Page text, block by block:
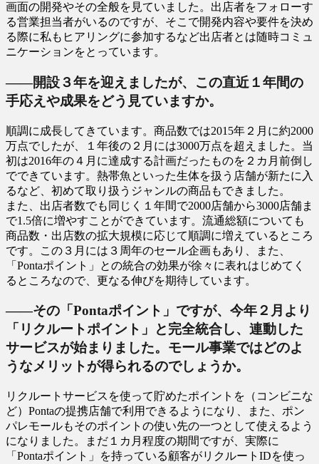
画面の開発やその全般を見ていました。出店者をフォローす
る営業担当者がいるのですが、そこで開発内容や要件を決め
る際に私もヒアリングに参加するなど出店者とは随時コミュ
ニケーションをとっています。
――開設３年を迎えましたが、この直近１年間の
手応えや成果をどう見ていますか。
順調に成長してきています。商品数では2015年２月に約2000
万点でしたが、１年後の２月には3000万点を超えました。当
初は2016年の４月に達成する計画だったものを２カ月前倒し
でできています。熱帯魚といった生体を扱う店舗が新たに入
るなど、初めて取り扱うジャンルの商品もできました。
また、出店者数でも同じく１年間で2000店舗から3000店舗ま
で1.5倍に増やすことができています。流通総額についても
商品数・出店数の拡大規模に応じて順調に増えているところ
です。この３月には３周年のセール企画もあり、また、
「Pontaポイント」との統合の効果が徐々に表れはじめてく
るところなので、更なる伸びを期待しています。
――その「Pontaポイント」ですが、今年２月より
「リクルートポイント」と完全統合し、連動した
サービスが始まりました。モール事業ではどのよ
うなメリットが得られるのでしょうか。
リクルートサービスを使って貯めたポイントを（コンビニな
ど）Pontaの提携店舗で利用できるようになり、また、ポン
パレモールもそのポイントの使い先の一つとして使えるよう
になりました。まだ１カ月程度の期間ですが、実際に
「Pontaポイント」を持っている顧客がリクルートIDを使っ